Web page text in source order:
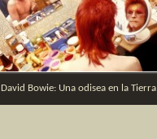
David Bowie: Una odisea en la Tierra